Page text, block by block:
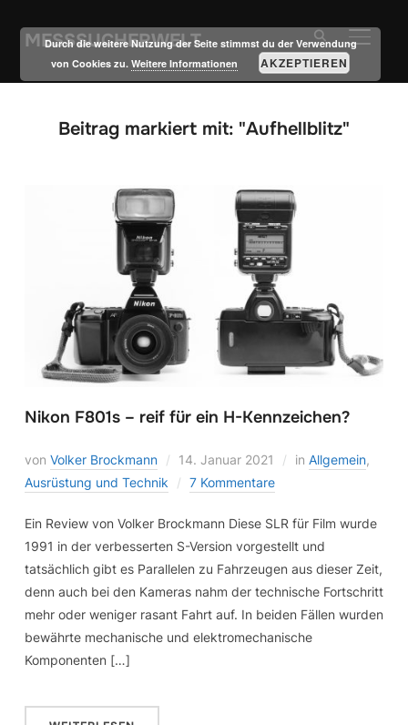
MESSSUCHERWELT
Beitrag markiert mit: "Aufhellblitz"
Nikon F801s – reif für ein H-Kennzeichen?
von Volker Brockmann 14. Januar 2021 in Allgemein,
Ausrüstung und Technik
7 Kommentare
Ein Review von Volker Brockmann Diese SLR für Film wurde
1991 in der verbesserten S-Version vorgestellt und
tatsächlich gibt es Parallelen zu Fahrzeugen aus dieser Zeit,
denn auch bei den Kameras nahm der technische Fortschritt
mehr oder weniger rasant Fahrt auf. In beiden Fällen wurden
bewährte mechanische und elektromechanische
Komponenten […]
Durch die weitere Nutzung der Seite stimmst du der Verwendung
von Cookies zu.Weitere Informationen AKZEPTIEREN